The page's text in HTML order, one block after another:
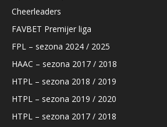
Cheerleaders
FAVBET Premijer liga
FPL – sezona 2024 / 2025
HAAC – sezona 2017 / 2018
HTPL – sezona 2018 / 2019
HTPL – sezona 2019 / 2020
HTPL – sezona 2017 / 2018